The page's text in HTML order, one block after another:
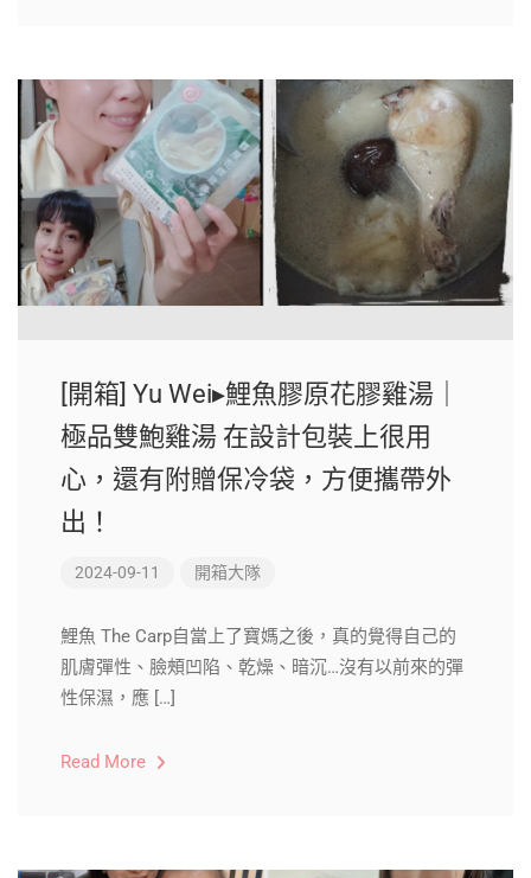
[開箱] Yu Wei▸鯉魚膠原花膠雞湯｜
極品雙鮑雞湯 在設計包裝上很用
心，還有附贈保冷袋，方便攜帶外
出！
2024-09-11 開箱大隊
鯉魚 The Carp自當上了寶媽之後，真的覺得自己的
肌膚彈性、臉頰凹陷、乾燥、暗沉…沒有以前來的彈
性保濕，應 […]
Read More